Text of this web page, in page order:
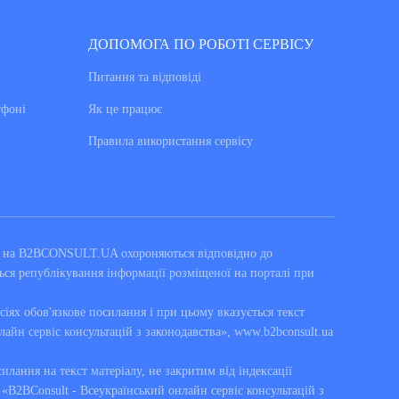
ДОПОМОГА ПО РОБОТІ СЕРВІСУ
Питання та вiдповiдi
Як це працює
Правила використання сервiсу
B2BCONSULT.UA охороняються відповідно до
републікування інформації розміщеної на порталі при
обов'язкове посилання і при цьому вказується текст
сервіс консультацій з законодавства», www.b2bconsult.ua
на текст матеріалу, не закритим від індексації
- Всеукраїнський онлайн сервіс консультацій з